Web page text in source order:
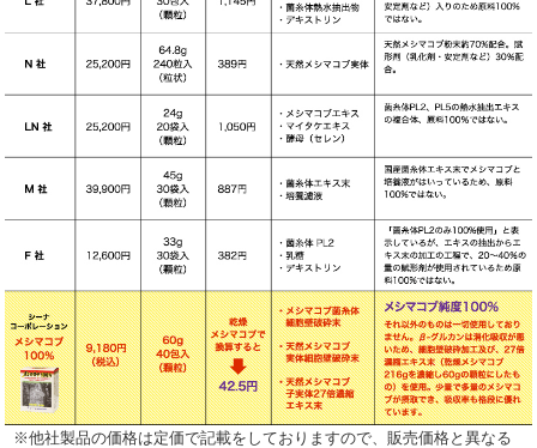
※他社製品の価格は定価で記載をしておりますので、販売価格と異なる